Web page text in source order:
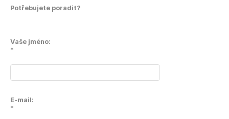
Potřebujete poradit?
Vaše jméno:
*
E-mail:
*